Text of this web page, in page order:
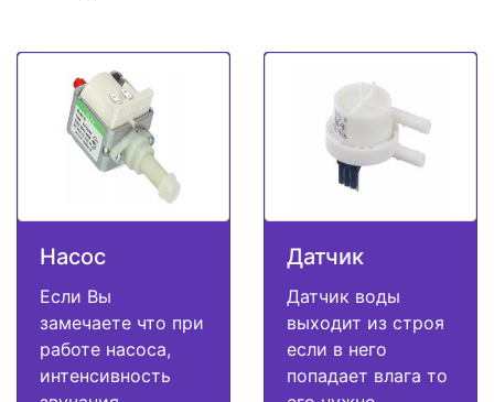
Насос
Если Вы
замечаете что при
работе насоса,
интенсивность
Датчик
Датчик воды
выходит из строя
если в него
попадает влага то